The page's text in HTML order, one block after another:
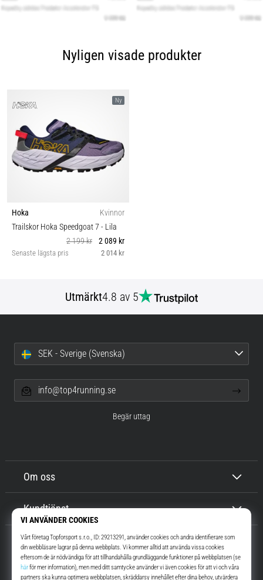
Nyligen visade produkter
Ny
Hoka
Kvinnor
Trailskor Hoka Speedgoat 7 - Lila
2 199 kr
2 089 kr
Senaste lägsta pris 2 014 kr
Utmärkt4.8 av 5
Om oss
Kundtjänst
SEK - Sverige (Svenska)
info@top4running.se
Begär uttag